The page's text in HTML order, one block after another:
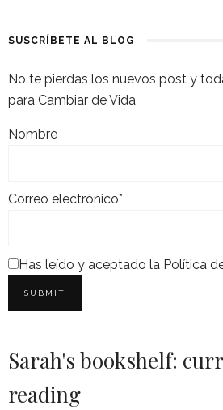
SUSCRÍBETE AL BLOG
No te pierdas los nuevos post y
para Cambiar de Vida
Nombre
Correo electrónico*
Has leído y aceptado la Política
Sarah's bookshelf:
reading